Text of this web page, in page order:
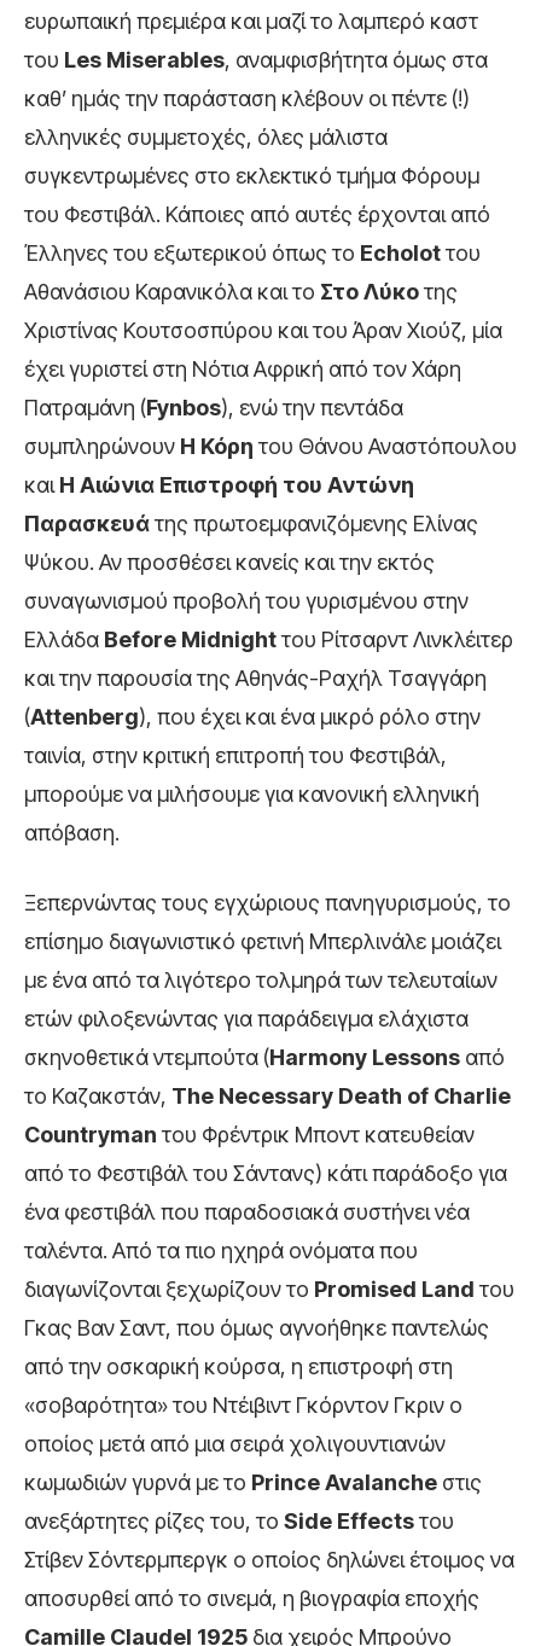
ευρωπαική πρεμιέρα και μαζί το λαμπερό καστ
του Les Miserables, αναμφισβήτητα όμως στα
καθ’ ημάς την παράσταση κλέβουν οι πέντε (!)
ελληνικές συμμετοχές, όλες μάλιστα
συγκεντρωμένες στο εκλεκτικό τμήμα Φόρουμ
του Φεστιβάλ. Κάποιες από αυτές έρχονται από
Έλληνες του εξωτερικού όπως το Echolotτου
Αθανάσιου Καρανικόλα και το Στο Λύκοτης
Χριστίνας Κουτσοσπύρου και του Άραν Χιούζ, μία
έχει γυριστεί στη Νότια Αφρική από τον Χάρη
Πατραμάνη (Fynbos), ενώ την πεντάδα
συμπληρώνουν Η Κόρητου Θάνου Αναστόπουλου
καιΗ Αιώνια Επιστροφή του Αντώνη
Παρασκευάτης πρωτοεμφανιζόμενης Ελίνας
Ψύκου. Αν προσθέσει κανείς και την εκτός
συναγωνισμού προβολή του γυρισμένου στην
Ελλάδα Before Midnightτου Ρίτσαρντ Λινκλέιτερ
και την παρουσία της Αθηνάς-Ραχήλ Τσαγγάρη
(Attenberg), που έχει και ένα μικρό ρόλο στην
ταινία, στην κριτική επιτροπή του Φεστιβάλ,
μπορούμε να μιλήσουμε για κανονική ελληνική
απόβαση.
Ξεπερνώντας τους εγχώριους πανηγυρισμούς, το
επίσημο διαγωνιστικό φετινή Μπερλινάλε μοιάζει
με ένα από τα λιγότερο τολμηρά των τελευταίων
ετών φιλοξενώντας για παράδειγμα ελάχιστα
σκηνοθετικά ντεμπούτα (Harmony Lessons από
το Καζακστάν, The Necessary Death of Charlie
Countrymanτου Φρέντρικ Μποντ κατευθείαν
από το Φεστιβάλ του Σάντανς) κάτι παράδοξο για
ένα φεστιβάλ που παραδοσιακά συστήνει νέα
ταλέντα. Από τα πιο ηχηρά ονόματα που
διαγωνίζονται ξεχωρίζουν το Promised Landτου
Γκας Βαν Σαντ, που όμως αγνοήθηκε παντελώς
από την οσκαρική κούρσα, η επιστροφή στη
«σοβαρότητα» του Ντέιβιντ Γκόρντον Γκριν ο
οποίος μετά από μια σειρά χολιγουντιανών
κωμωδιών γυρνά με το PrinceAvalanche στις
ανεξάρτητες ρίζες του, το Side Effectsτου
Στίβεν Σόντερμπεργκ ο οποίος δηλώνει έτοιμος να
αποσυρθεί από το σινεμά, η βιογραφία εποχής
Camille Claudel 1925 δια χειρός Μπρούνο